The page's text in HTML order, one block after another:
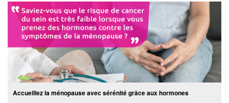
Accueillez la ménopause avec sérénité grâce aux hormones